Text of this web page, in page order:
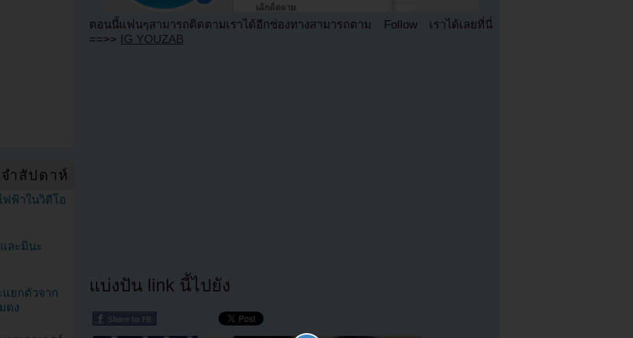
ตอนนี้แฟนๆสามารถติดตามเราได้อีกช่องทางสามารถตาม Follow เราได้เลยที่นี่
==>> IG YOUZAB
แบ่งปัน link นี้ไปยัง
ำสัปดาห์
ฟ้าในวิดีโอ
ละมินะ
แยกตัวจาก
ดง